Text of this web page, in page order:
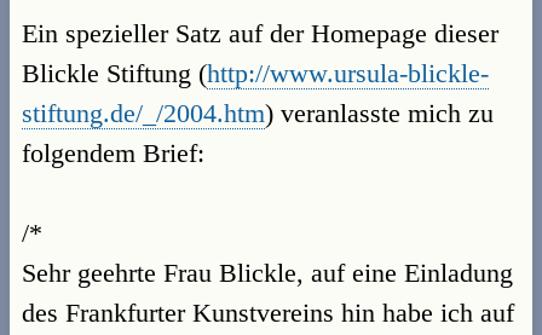
Ein spezieller Satz auf der Homepage dieser
Blickle Stiftung (http://www.ursula-blickle-
stiftung.de/_/2004.htm) veranlasste mich zu
folgendem Brief:
/*
Sehr geehrte Frau Blickle, auf eine Einladung
des Frankfurter Kunstvereins hin habe ich auf